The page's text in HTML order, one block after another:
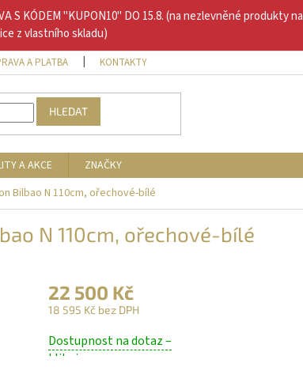
S KÓDEM "KUPON10" DO 15.8. (na nezlevněné produkty
z vlastního skladu)
A PLATBA KONTAKTY
HLEDAT
A AKCE
ZNAČKY
Bilbao N 110cm, ořechové-bílé
N 110cm, ořechové-bílé
22 500 Kč
18 595 Kč bez DPH
cena:
Dostupnost na dotaz –
klikni